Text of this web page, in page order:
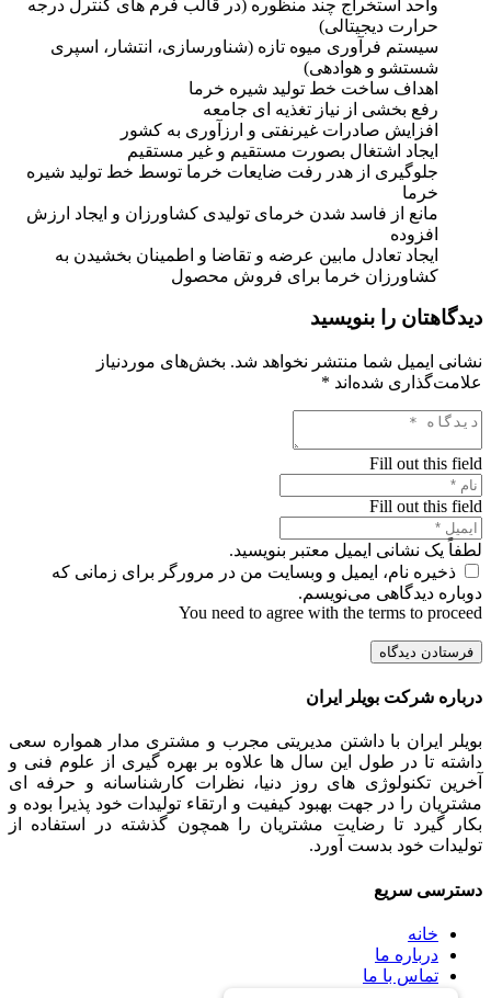
واحد استخراج چند منظوره (در قالب فرم های کنترل درجه
حرارت دیجیتالی)
سیستم فرآوری میوه تازه (شناورسازی، انتشار، اسپری
شستشو و هوادهی)
اهداف ساخت خط تولید شیره خرما
رفع بخشی از نیاز تغذیه ای جامعه
افزایش صادرات غیرنفتی و ارزآوری به کشور
ایجاد اشتغال بصورت مستقیم و غیر مستقیم
جلوگیری از هدر رفت ضایعات خرما توسط خط تولید شیره
خرما
مانع از فاسد شدن خرمای تولیدی کشاورزان و ایجاد ارزش
افزوده
ایجاد تعادل مابین عرضه و تقاضا و اطمینان بخشیدن به
کشاورزان خرما برای فروش محصول
دیدگاهتان را بنویسید
نشانی ایمیل شما منتشر نخواهد شد. بخش‌های موردنیاز
علامت‌گذاری شده‌اند *
Fill out this field
Fill out this field
لطفاً یک نشانی ایمیل معتبر بنویسید.
ذخیره نام، ایمیل و وبسایت من در مرورگر برای زمانی که
دوباره دیدگاهی می‌نویسم.
You need to agree with the terms to proceed
فرستادن دیدگاه
درباره شرکت بویلر ایران
بویلر ایران با داشتن مدیریتی مجرب و مشتری مدار همواره سعی
داشته تا در طول این سال ها علاوه بر بهره گیری از علوم فنی و
آخرین تکنولوژی های روز دنیا، نظرات کارشناسانه و حرفه ای
مشتریان را در جهت بهبود کیفیت و ارتقاء تولیدات خود پذیرا بوده و
بکار گیرد تا رضایت مشتریان را همچون گذشته در استفاده از
تولیدات خود بدست آورد.
دسترسی سریع
خانه
درباره ما
تماس با ما